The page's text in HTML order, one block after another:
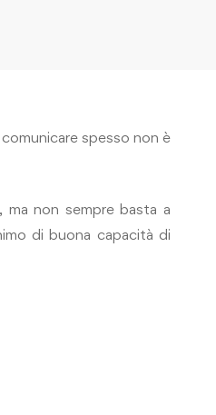
spesso non è
non sempre basta a
di buona capacità di